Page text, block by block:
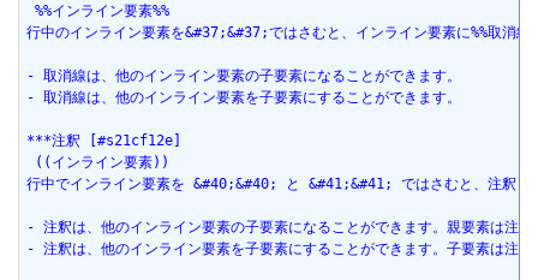
%%インライン要素%%
行中のインライン要素を&#37;&#37;ではさむと、インライン要素に%%取消線
- 取消線は、他のインライン要素の子要素になることができます。
- 取消線は、他のインライン要素を子要素にすることができます。
***注釈 [#s21cf12e]
((インライン要素))
行中でインライン要素を &#40;&#40; と &#41;&#41; ではさむと、注釈((
- 注釈は、他のインライン要素の子要素になることができます。親要素は注
- 注釈は、他のインライン要素を子要素にすることができます。子要素は注釈